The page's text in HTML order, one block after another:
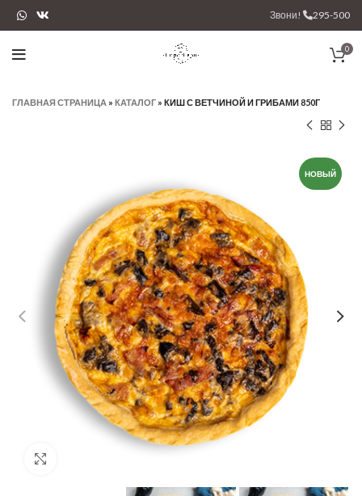
Звони! 295-500
0
ГЛАВНАЯ СТРАНИЦА » КАТАЛОГ » КИШ С ВЕТЧИНОЙ И ГРИБАМИ 850Г
НОВЫЙ